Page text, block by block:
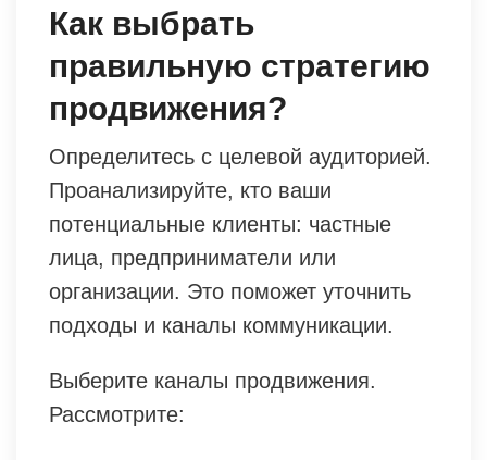
Как выбрать
правильную стратегию
продвижения?
Определитесь с целевой аудиторией.
Проанализируйте, кто ваши
потенциальные клиенты: частные
лица, предприниматели или
организации. Это поможет уточнить
подходы и каналы коммуникации.
Выберите каналы продвижения.
Рассмотрите: